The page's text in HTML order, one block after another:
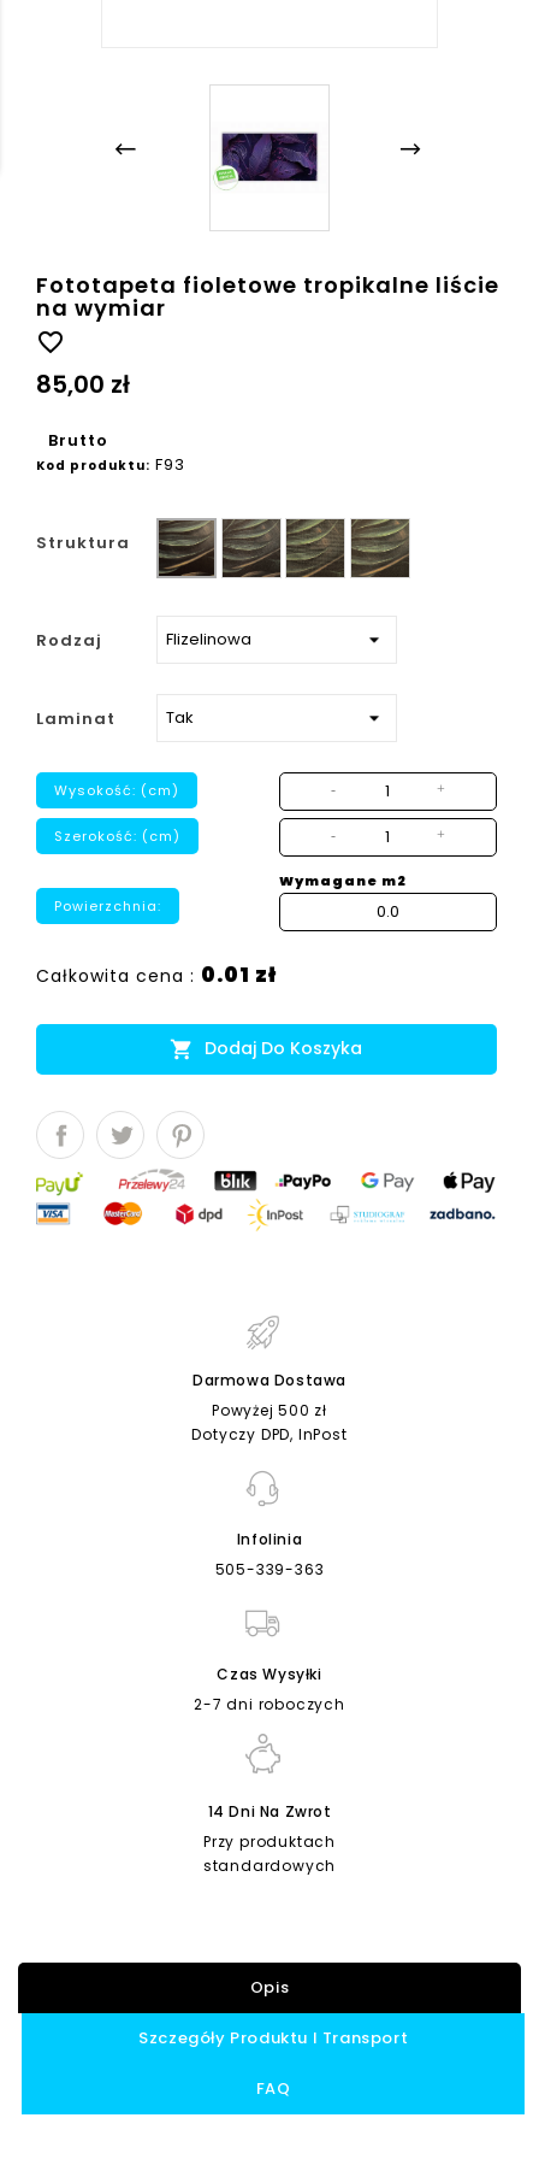
Fototapeta fioletowe tropikalne liście
na wymiar
favorite_border
85,00 zł
Brutto
Kod produktu: F93
Struktura
Gładka Ziarno Płótno Beton
strukturalny
Rodzaj
Laminat
Wysokość: (cm) - +
Szerokość: (cm) - +
Powierzchnia:
Wymagane m2
Całkowita cena : 0.01 zł
 Dodaj Do Koszyka
Darmowa Dostawa
Powyżej 500 zł
Dotyczy DPD, InPost
Infolinia
505-339-363
Czas Wysyłki
2-7 dni roboczych
14 Dni Na Zwrot
Przy produktach
standardowych
Opis
Szczegóły Produktu I Transport
FAQ